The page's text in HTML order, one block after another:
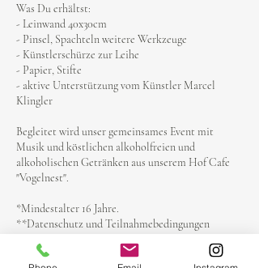
Was Du erhältst:
- Leinwand 40x30cm
- Pinsel, Spachteln weitere Werkzeuge
- Künstlerschürze zur Leihe
- Papier, Stifte
- aktive Unterstützung vom Künstler Marcel
Klingler
Begleitet wird unser gemeinsames Event mit
Musik und köstlichen alkoholfreien und
alkoholischen Getränken aus unserem Hof Cafe
"Vogelnest".
*Mindestalter 16 Jahre.
**Datenschutz und Teilnahmebedingungen